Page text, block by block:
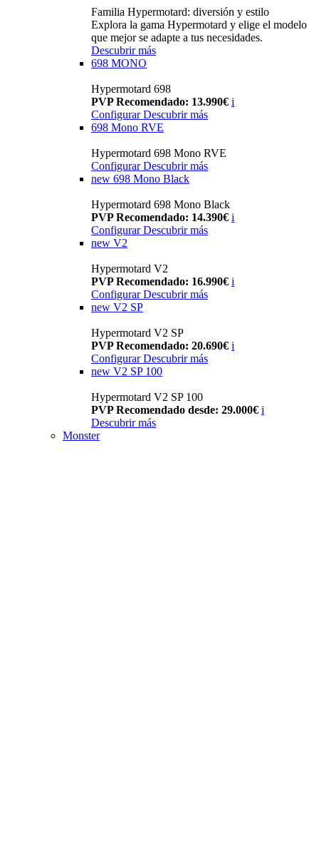
Familia Hypermotard: diversión y estilo
Explora la gama Hypermotard y elige el modelo
que mejor se adapte a tus necesidades.
Descubrir más
698 MONO
Hypermotard 698
PVP Recomendado: 13.990€ i
ConfigurarDescubrir más
698 Mono RVE
Hypermotard 698 Mono RVE
Configurar Descubrir más
new 698 Mono Black
Hypermotard 698 Mono Black
PVP Recomendado: 14.390€ i
Configurar Descubrir más
new V2
Hypermotard V2
PVP Recomendado: 16.990€ i
Configurar Descubrir más
new V2 SP
Hypermotard V2 SP
PVP Recomendado: 20.690€ i
Configurar Descubrir más
new V2 SP 100
Hypermotard V2 SP 100
PVP Recomendado desde: 29.000€ i
Descubrir más
Monster